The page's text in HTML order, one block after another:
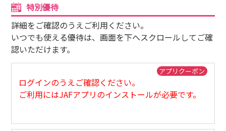
サイトマップ
特別優待
詳細をご確認のうえご利用ください。
いつでも使える優待は、画面を下へスクロールしてご確
認いただけます。
アプリクーポン
ログインのうえご確認ください。
ご利用にはJAFアプリのインストールが必要です。